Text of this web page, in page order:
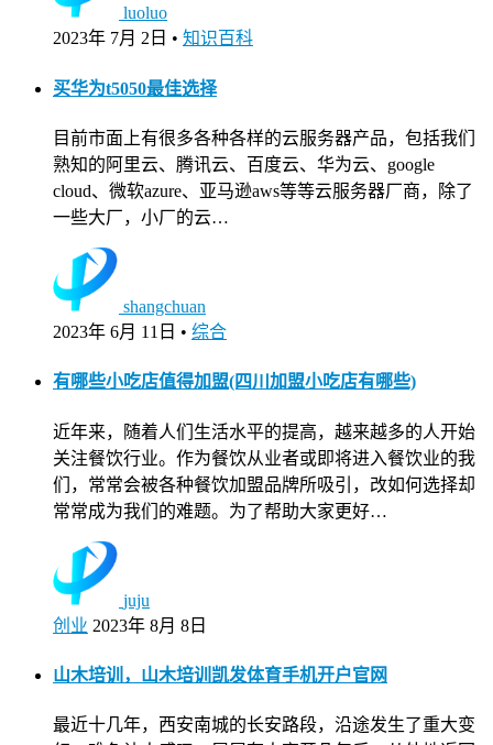
luoluo
2023年 7月 2日 • 知识百科
买华为t5050最佳选择
目前市面上有很多各种各样的云服务器产品，包括我们
熟知的阿里云、腾讯云、百度云、华为云、google
cloud、微软azure、亚马逊aws等等云服务器厂商，除了
一些大厂，小厂的云…
shangchuan
2023年 6月 11日 • 综合
有哪些小吃店值得加盟(四川加盟小吃店有哪些)
近年来，随着人们生活水平的提高，越来越多的人开始
关注餐饮行业。作为餐饮从业者或即将进入餐饮业的我
们，常常会被各种餐饮加盟品牌所吸引，改如何选择却
常常成为我们的难题。为了帮助大家更好…
juju
创业 2023年 8月 8日
山木培训，山木培训凯发体育手机开户官网
最近十几年，西安南城的长安路段，沿途发生了重大变